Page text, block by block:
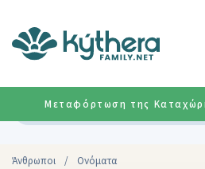
Άνθρωποι / Ονόματα
Μεταφόρτωση της